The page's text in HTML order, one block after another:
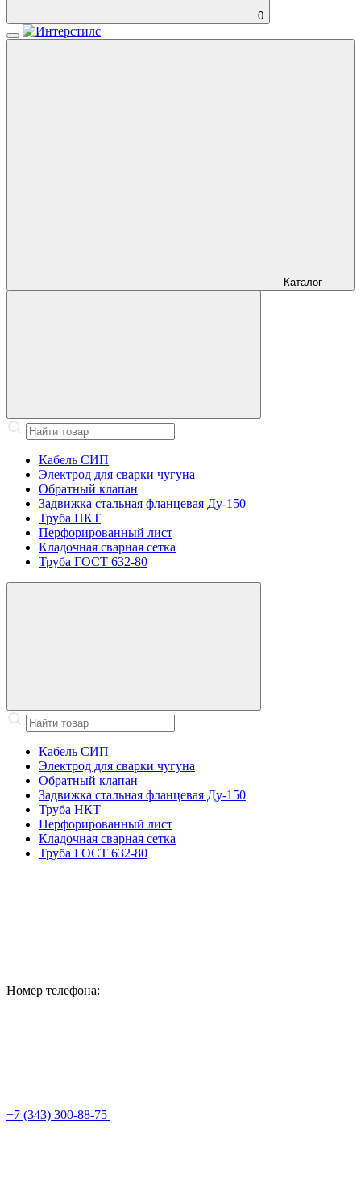
0
Каталог
Кабель СИП
Электрод для сварки чугуна
Обратный клапан
Задвижка стальная фланцевая Ду-150
Труба НКТ
Перфорированный лист
Кладочная сварная сетка
Труба ГОСТ 632-80
Кабель СИП
Электрод для сварки чугуна
Обратный клапан
Задвижка стальная фланцевая Ду-150
Труба НКТ
Перфорированный лист
Кладочная сварная сетка
Труба ГОСТ 632-80
Номер телефона:
+7 (343) 300-88-75